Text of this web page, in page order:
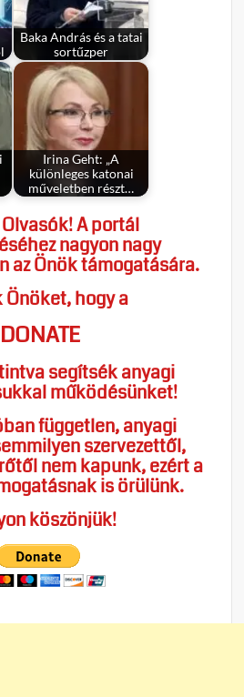
Baka András és a tatai
sortűzper
Irina Geht: „A
különleges katonai
műveletben részt…
A portál
nagyon nagy
az Önök támogatására.
Önöket, hogy a
DONATE
segítsék anyagi
működésünket!
független, anyagi
szervezettől,
nem kapunk, ezért a
is örülünk.
köszönjük!